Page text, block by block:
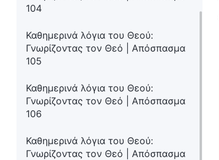
104
Καθημερινά λόγια του Θεού:
Γνωρίζοντας τον Θεό | Απόσπασμα
105
Καθημερινά λόγια του Θεού:
Γνωρίζοντας τον Θεό | Απόσπασμα
106
Καθημερινά λόγια του Θεού:
Γνωρίζοντας τον Θεό | Απόσπασμα